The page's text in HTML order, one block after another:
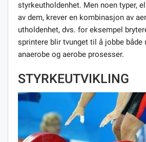
styrkeutholdenhet. Men noen typer,
av dem, krever en kombinasjon av
utholdenhet, dvs. for eksempel
sprintere blir tvunget til å jobbe både
anaerobe og aerobe prosesser.
STYRKEUTVIKLING